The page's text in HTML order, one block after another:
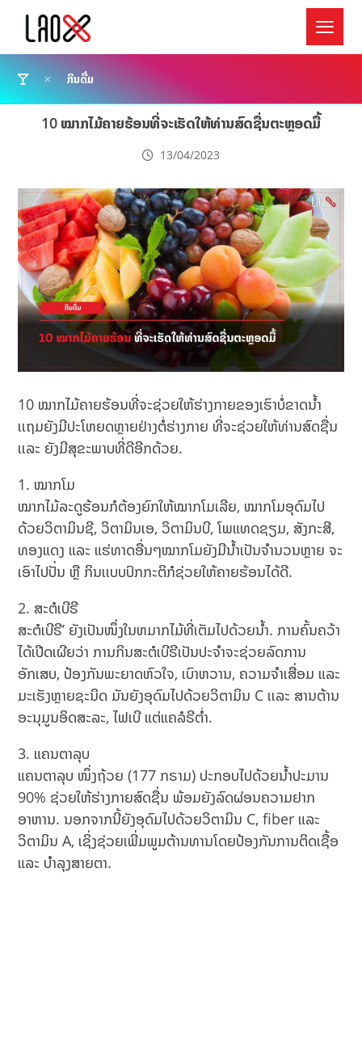
ກິນດື່ມ
10 ໝາກໄມ້ຄາຍຮ້ອນທີ່ຈະເຮັດໃຫ້ທ່ານສົດຊື່ນຕະຫຼອດມື້
13/04/2023
10 ໝາກໄມ້ຄາຍຮ້ອນທີ່ຈະຊ່ວຍໃຫ້ຮ່າງກາຍຂອງເຮົາບໍ່ຂາດນໍ້າ
ເເຖມຍັງມີປະໂຫຍດຫຼາຍຢ່າງຕໍ່ຮ່າງກາຍ ທີ່ຈະຊ່ວຍໃຫ້ທ່ານສົດຊື່ນ
ເເລະ ຍັງມີສຸຂະພາບທີ່ດີອີກດ້ວຍ.
ໝາກໂມ
ໝາກໄມ້ລະດູຮ້ອນກໍຕ້ອງຍົກໃຫ້ໝາກໂມເລີຍ, ໝາກໂມອຸດົມໄປ
ດ້ວຍວິຕາມິນຊີ, ວິຕາມິນເອ, ວິຕາມິນບີ, ໂພແທດຊຽມ, ສັງກະສີ,
ທອງແດງ ແລະ ແຮ່ທາດອື່ນໆໝາກໂມຍັງມີນ້ຳເປັນຈຳນວນຫຼາຍ ຈະ
ເອົາໄປປັ່ນ ຫຼື ກິນເເບບປົກກະຕິກໍຊ່ວຍໃຫ້ຄາຍຮ້ອນໄດ້ດີ.
ສະຕໍເບີຣີ
ສະຕໍເບີຣີ’ ຍັງເປັນໜຶ່ງໃນຫມາກໄມ້ທີ່ເຕັມໄປດ້ວຍນໍ້າ. ການຄົ້ນຄວ້າ
ໄດ້ເປີດເຜີຍວ່າ ການກິນສະຕໍເບີຣີເປັນປະຈຳຈະຊ່ວຍລົດການ
ອັກເສບ, ປ້ອງກັນພະຍາດຫົວໃຈ, ເບົາຫວານ, ຄວາມຈຳເສື່ອມ ແລະ
ມະເຮັງຫຼາຍຊະນິດ ມັນຍັງອຸດົມໄປດ້ວຍວິຕາມິນ C ເເລະ ສານຕ້ານ
ອະນຸມູນອິດສະລະ, ໄຟເບີ ແຕ່ແຄລໍຣີຕໍ່າ.
ແຄນຕາລຸບ
ແຄນຕາລຸບ ໜຶ່ງຖ້ວຍ (177 ກຣາມ) ປະກອບໄປດ້ວຍນ້ຳປະມານ
90% ຊ່ວຍໃຫ້ຮ່າງກາຍສົດຊື່ນ ພ້ອມຍັງລົດຜ່ອນຄວາມຢາກ
ອາຫານ. ນອກຈາກນີ້ຍັງອຸດົມໄປດ້ວຍວິຕາມິນ C, fiber ແລະ
ວິຕາມິນ A, ເຊິ່ງຊ່ວຍເພີ່ມພູມຕ້ານທານໂດຍປ້ອງກັນການຕິດເຊື້ອ
ແລະ ບຳລຸງສາຍຕາ.